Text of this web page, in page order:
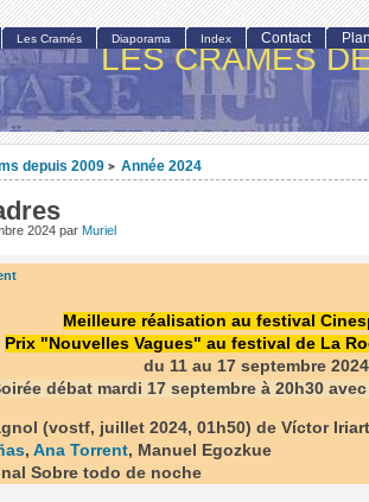
LES CRAMÉS
depuis 2009 > Année 2024
2024 par Muriel
Meilleure réalisation au festival
Prix "Nouvelles Vagues" au festival de La
du 11 au 17 septembre 2024
débat mardi 17 septembre à 20h30
(vostf, juillet 2024, 01h50) de Víctor
, Ana Torrent, Manuel Egozkue
Sobre todo de noche
Les Cramés Diaporama Index Contact